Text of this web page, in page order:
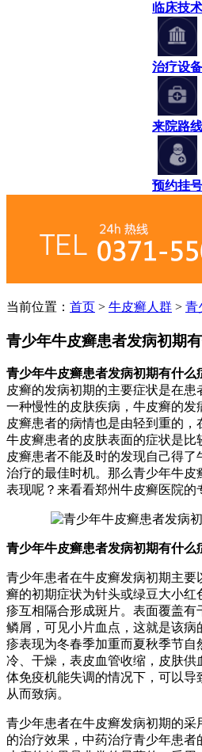
临床技术
治疗设备
来院路线
预约挂号
当前位置： 首页 > 牛皮癣人群 > 青
青少年牛皮癣患者发病初期
青少年牛皮癣患者发病初期有什么
皮癣的发病初期的主要症状是在
一种慢性的皮肤疾病，牛皮癣的
皮癣患者的病情也是由轻到重的
牛皮癣患者的皮肤表面的症状是比
皮癣患者不能及时的发现自己得
治疗的最佳时机。那么青少年牛皮
表现呢？来看看郑州牛皮癣医院的
青少年牛皮癣患者发病初期有什么
青少年患者在牛皮癣发病初期主要
癣的初期症状为针头或绿豆大小红
疹互相隔合形成斑片。表面覆盖有
鳞屑，可见小片血点，这就是该病
疹表现为冬春季加重而夏秋季节自
冷、干燥，表皮血管收缩，皮肤供
体免疫机能失调的情况下，可以导
从而致病。
青少年患者在牛皮癣发病初期的
的治疗效果，中药治疗青少年患